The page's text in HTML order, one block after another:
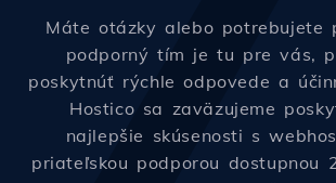
Máte otázky alebo potrebujete
podporný tím je tu pre vás,
poskytnúť rýchle odpovede a
Hostico sa zaväzujeme
najlepšie skúsenosti s
priateľskou podporou dostupnou